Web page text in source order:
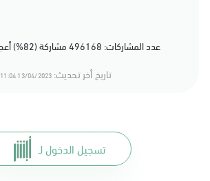
عدد المشاركات: 496168 مشاركة (82%) أعجبهم المحتوى
تاريخ أخر تحديث: 13/04/2023 11:04
تسجيل الدخول لـ